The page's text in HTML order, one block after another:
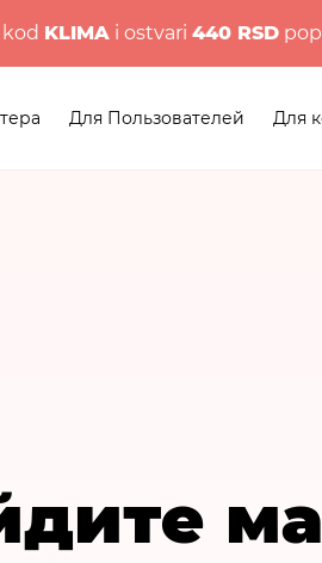
KLIMAi ostvari 440 RSD
Для Пользователей Для